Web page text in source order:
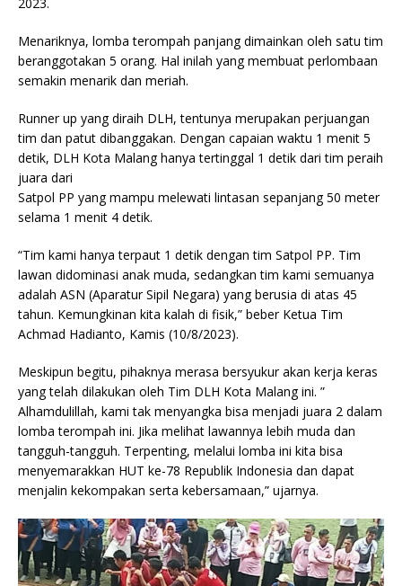
Menariknya, lomba terompah panjang dimainkan oleh satu tim
beranggotakan 5 orang. Hal inilah yang membuat perlombaan
semakin menarik dan meriah.
Runner up yang diraih DLH, tentunya merupakan perjuangan
tim dan patut dibanggakan. Dengan capaian waktu 1 menit 5
detik, DLH Kota Malang hanya tertinggal 1 detik dari tim peraih
juara dari
Satpol PP yang mampu melewati lintasan sepanjang 50 meter
selama 1 menit 4 detik.
“Tim kami hanya terpaut 1 detik dengan tim Satpol PP. Tim
lawan didominasi anak muda, sedangkan tim kami semuanya
adalah ASN (Aparatur Sipil Negara) yang berusia di atas 45
tahun. Kemungkinan kita kalah di fisik,” beber Ketua Tim
Achmad Hadianto, Kamis (10/8/2023).
Meskipun begitu, pihaknya merasa bersyukur akan kerja keras
yang telah dilakukan oleh Tim DLH Kota Malang ini. ”
Alhamdulillah, kami tak menyangka bisa menjadi juara 2 dalam
lomba terompah ini. Jika melihat lawannya lebih muda dan
tangguh-tangguh. Terpenting, melalui lomba ini kita bisa
menyemarakkan HUT ke-78 Republik Indonesia dan dapat
menjalin kekompakan serta kebersamaan,” ujarnya.